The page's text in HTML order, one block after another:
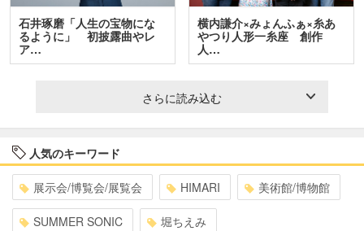
石井琢磨「人生の宝物にな
るように」 初披露曲やレ
ア…
横内謙介×みょんふぁ×糸あ
やつり人形一糸座 創作
人…
さらに読み込む
人気のキーワード
展示会/博覧会/展覧会 HIMARI 美術館/博物館
SUMMER SONIC 堀ちえみ